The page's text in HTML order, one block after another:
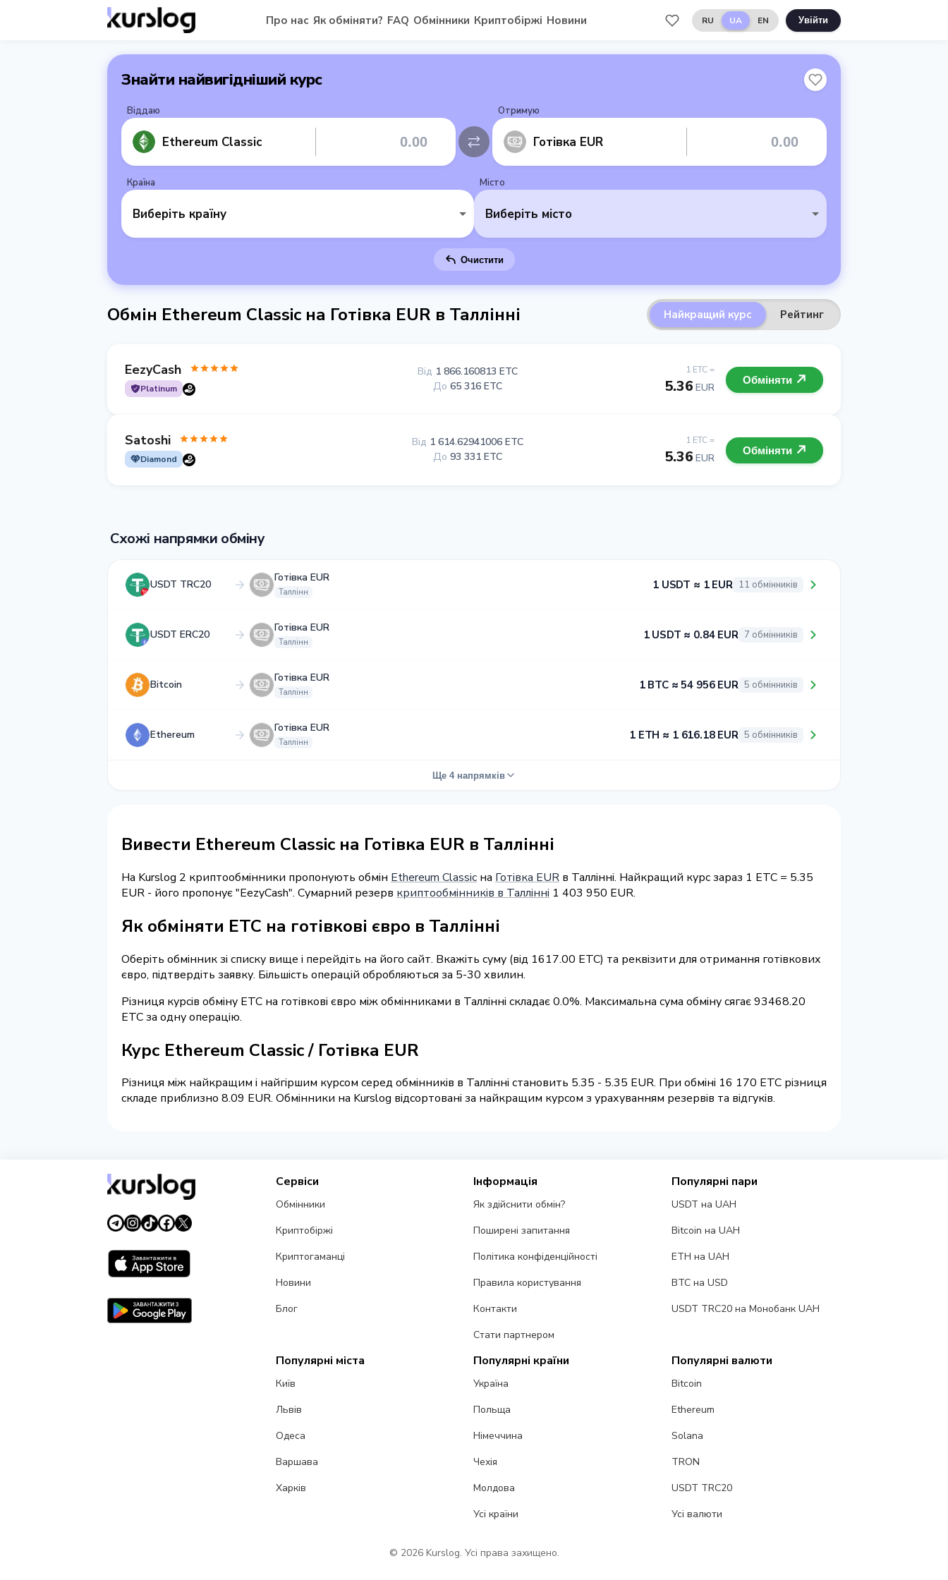
Про нас Як обміняти? FAQ Обмінники Криптобіржі Новини RU UA EN Увійти
Знайти найвигідніший курс
Віддаю
Ethereum Classic
Отримую
Готівка EUR
Країна
Виберіть країну
Місто
Виберіть місто
Очистити
Обмін Ethereum Classic на Готівка EUR в Таллінні Найкращий курс Рейтинг
EezyCash
Platinum
1 ETC =
5.36 EUR
Від 1 866.160813 ETC
До 65 316 ETC Обміняти
Satoshi
Diamond
1 ETC =
5.36 EUR
Від 1 614.62941006 ETC
До 93 331 ETC Обміняти
Схожі напрямки обміну
USDT TRC20
Готівка EUR
Таллінн
1 USDT ≈ 1 EUR 11 обмінників
USDT ERC20
Готівка EUR
Таллінн
1 USDT ≈ 0.84 EUR 7 обмінників
Bitcoin
Готівка EUR
Таллінн
1 BTC ≈ 54 956 EUR 5 обмінників
Ethereum
Готівка EUR
Таллінн
1 ETH ≈ 1 616.18 EUR 5 обмінників
Ще 4 напрямків
Вивести Ethereum Classic на Готівка EUR в Таллінні
На Kurslog 2 криптообмінники пропонують обмін Ethereum Classic на Готівка EUR в Таллінні. Найкращий курс зараз 1 ETC = 5.35
EUR - його пропонує "EezyCash". Сумарний резерв криптообмінників в Таллінні 1 403 950 EUR.
Як обміняти ETC на готівкові євро в Таллінні
Оберіть обмінник зі списку вище і перейдіть на його сайт. Вкажіть суму (від 1617.00 ETC) та реквізити для отримання готівкових
євро, підтвердіть заявку. Більшість операцій обробляються за 5-30 хвилин.
Різниця курсів обміну ETC на готівкові євро між обмінниками в Таллінні складає 0.0%. Максимальна сума обміну сягає 93468.20
ETC за одну операцію.
Курс Ethereum Classic / Готівка EUR
Різниця між найкращим і найгіршим курсом серед обмінників в Таллінні становить 5.35 - 5.35 EUR. При обміні 16 170 ETC різниця
складе приблизно 8.09 EUR. Обмінники на Kurslog відсортовані за найкращим курсом з урахуванням резервів та відгуків.
Сервіси
Обмінники
Криптобіржі
Криптогаманці
Новини
Блог
Інформація
Як здійснити обмін?
Поширені запитання
Політика конфіденційності
Правила користування
Контакти
Стати партнером
Популярні пари
USDT на UAH
Bitcoin на UAH
ETH на UAH
BTC на USD
USDT TRC20 на Монобанк UAH
Популярні міста
Київ
Львів
Одеса
Варшава
Харків
Популярні країни
Україна
Польща
Німеччина
Чехія
Молдова
Усі країни
Популярні валюти
Bitcoin
Ethereum
Solana
TRON
USDT TRC20
Усі валюти
© 2026 Kurslog. Усі права захищено.